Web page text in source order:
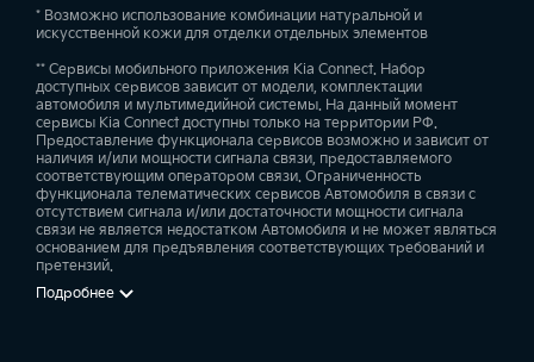
* Возможно использование комбинации натуральной и
искусственной кожи для отделки отдельных элементов
** Сервисы мобильного приложения Kia Connect. Набор
доступных сервисов зависит от модели, комплектации
автомобиля и мультимедийной системы. На данный момент
сервисы Kia Connect доступны только на территории РФ.
Предоставление функционала сервисов возможно и зависит от
наличия и/или мощности сигнала связи, предоставляемого
соответствующим оператором связи. Ограниченность
функционала телематических сервисов Автомобиля в связи с
отсутствием сигнала и/или достаточности мощности сигнала
связи не является недостатком Автомобиля и не может являться
основанием для предъявления соответствующих требований и
претензий.
Подробнее